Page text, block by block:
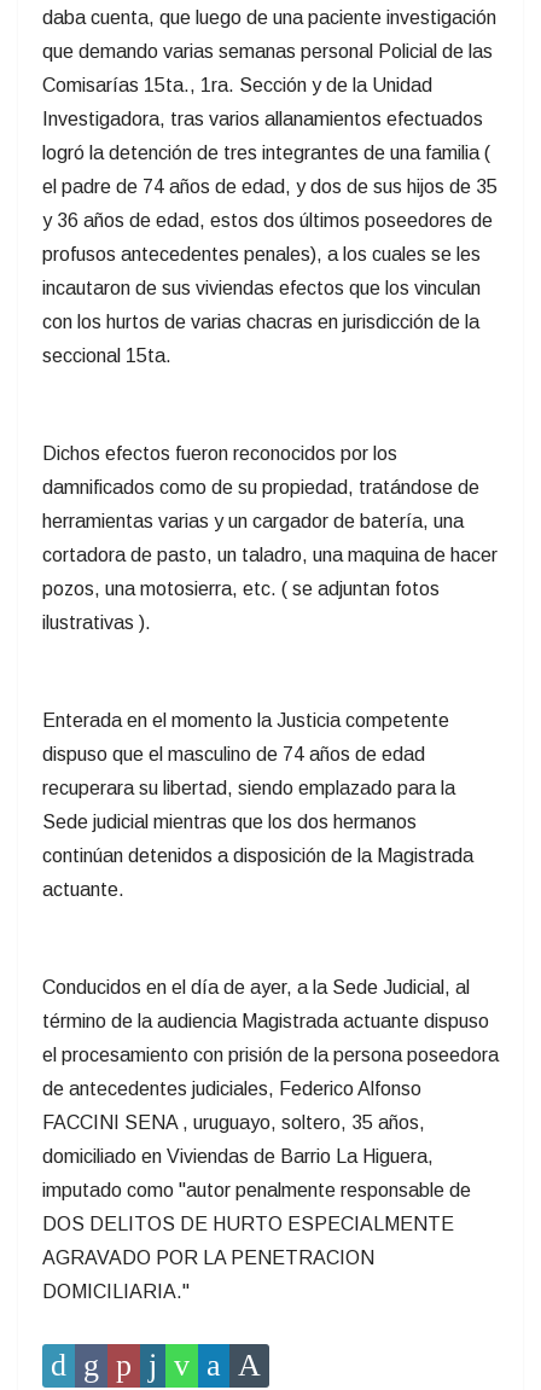
daba cuenta, que luego de una paciente investigación
que demando varias semanas personal Policial de las
Comisarías 15ta., 1ra. Sección y de la Unidad
Investigadora, tras varios allanamientos efectuados
logró la detención de tres integrantes de una familia (
el padre de 74 años de edad, y dos de sus hijos de 35
y 36 años de edad, estos dos últimos poseedores de
profusos antecedentes penales), a los cuales se les
incautaron de sus viviendas efectos que los vinculan
con los hurtos de varias chacras en jurisdicción de la
seccional 15ta.
Dichos efectos fueron reconocidos por los
damnificados como de su propiedad, tratándose de
herramientas varias y un cargador de batería, una
cortadora de pasto, un taladro, una maquina de hacer
pozos, una motosierra, etc. ( se adjuntan fotos
ilustrativas ).
Enterada en el momento la Justicia competente
dispuso que el masculino de 74 años de edad
recuperara su libertad, siendo emplazado para la
Sede judicial mientras que los dos hermanos
continúan detenidos a disposición de la Magistrada
actuante.
Conducidos en el día de ayer, a la Sede Judicial, al
término de la audiencia Magistrada actuante dispuso
el procesamiento con prisión de la persona poseedora
de antecedentes judiciales, Federico Alfonso
FACCINI SENA , uruguayo, soltero, 35 años,
domiciliado en Viviendas de Barrio La Higuera,
imputado como "autor penalmente responsable de
DOS DELITOS DE HURTO ESPECIALMENTE
AGRAVADO POR LA PENETRACION
DOMICILIARIA."